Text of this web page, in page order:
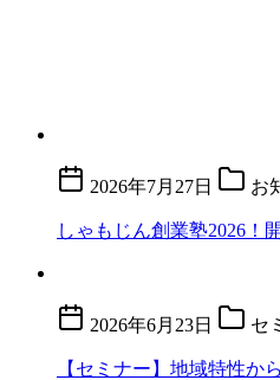
2026年7月27日 お
しゃもじん創業塾2026！
2026年6月23日 セ
【セミナー】地域特性か